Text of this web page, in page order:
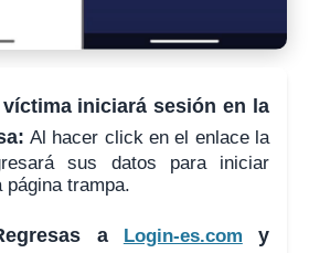
víctima iniciará sesión en la
Al hacer click en el enlace la
sus datos para iniciar
página trampa.
a Login-es.com y